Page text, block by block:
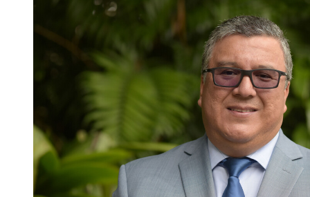
Sede del Atlántico publica guía didáctica para apoyar la
enseñanza de la economía
Sede del Atlántico publica guía didáctica para
apoyar la enseñanza de la economía
El libro propio de la Carrera de Dirección de Empresas del
Recinto de Paraíso sale del concepto básico de una economía
lejana para convertirlo en …